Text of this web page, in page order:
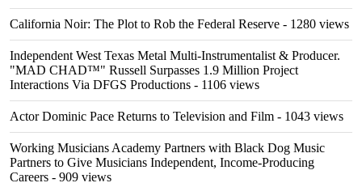
California Noir: The Plot to Rob the Federal Reserve - 1280 views
Independent West Texas Metal Multi-Instrumentalist & Producer.
"MAD CHAD™" Russell Surpasses 1.9 Million Project
Interactions Via DFGS Productions - 1106 views
Actor Dominic Pace Returns to Television and Film - 1043 views
Working Musicians Academy Partners with Black Dog Music
Partners to Give Musicians Independent, Income-Producing
Careers - 909 views